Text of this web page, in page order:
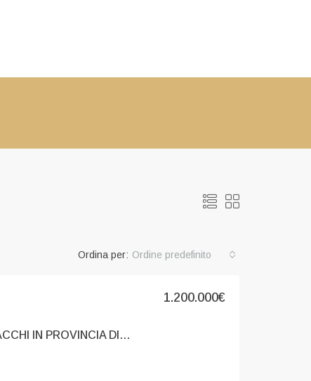
Ordina per: Ordine predefinito
ATTIVITA’ DI BAR TABACCHI IN PROVINCIA DI NOVARA
1.200.000€